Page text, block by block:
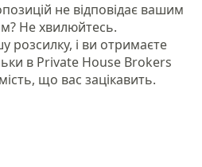
не відповідає вашим
Не хвилюйтесь.
розсилку, і ви отримаєте
в Private House Brokers
що вас зацікавить.